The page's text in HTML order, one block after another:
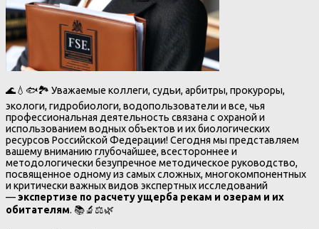
🌊💧🐟🏞️ Уважаемые коллеги, судьи, арбитры, прокуроры,
экологи, гидробиологи, водопользователи и все, чья
профессиональная деятельность связана с охраной и
использованием водных объектов и их биологических
ресурсов Российской Федерации! Сегодня мы представляем
вашему вниманию глубочайшее, всестороннее и
методологически безупречное методическое руководство,
посвященное одному из самых сложных, многокомпонентных
и критически важных видов экспертных исследований
—экспертизе по расчету ущерба рекам и озерам и их
обитателям. 📚🔬⚖️🌿